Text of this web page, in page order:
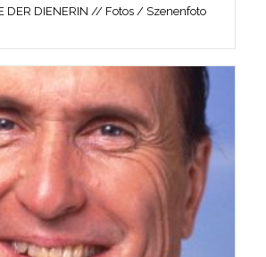
DER DIENERIN // Fotos / Szenenfoto